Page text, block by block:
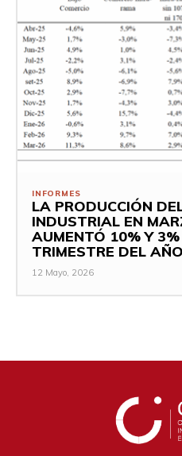
INFORMES
LA PRODUCCIÓN
INDUSTRIAL EN
AUMENTÓ 10% Y 3%
TRIMESTRE DEL AÑO
12 Mayo, 2026